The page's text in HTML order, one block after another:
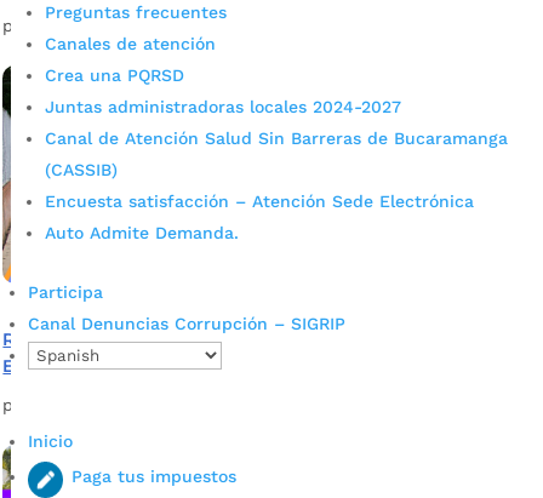
Preguntas frecuentes
Canales de atención
Crea una PQRSD
Juntas administradoras locales 2024-2027
Canal de Atención Salud Sin Barreras de Bucaramanga
(CASSIB)
Encuesta satisfacción – Atención Sede Electrónica
Auto Admite Demanda.
Participa
Canal Denuncias Corrupción – SIGRIP
Inicio
Paga tus impuestos
por Alcaldía de Bucaramanga
Remodelada cancha construye felicidad en la Institución
Educativa Provenza
por